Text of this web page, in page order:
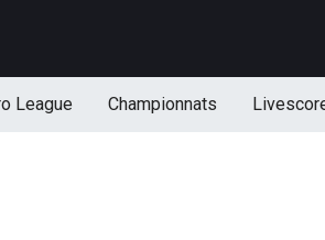
League Championnats